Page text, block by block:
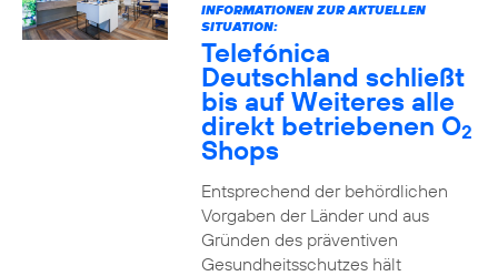
INFORMATIONEN ZUR AKTUELLEN
SITUATION:
Telefónica
Deutschland schließt
bis auf Weiteres alle
direkt betriebenen O2
Shops
Entsprechend der behördlichen
Vorgaben der Länder und aus
Gründen des präventiven
Gesundheitsschutzes hält